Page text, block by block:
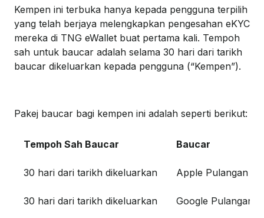
Kempen ini terbuka hanya kepada pengguna terpilih
yang telah berjaya melengkapkan pengesahan eKYC
mereka di TNG eWallet buat pertama kali. Tempoh
sah untuk baucar adalah selama 30 hari dari tarikh
baucar dikeluarkan kepada pengguna (“Kempen”).
Pakej baucar bagi kempen ini adalah seperti berikut:
Tempoh Sah Baucar Baucar
30 hari dari tarikh dikeluarkan Apple Pulangan
30 hari dari tarikh dikeluarkan Google Pulangan